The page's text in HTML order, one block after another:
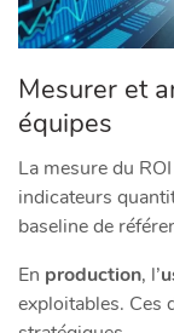
Mesurer et
équipes
La mesure du ROI
indicateurs
baseline de
En production, l’
exploitables. Ces